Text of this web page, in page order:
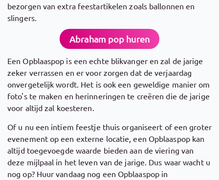
bezorgen van extra feestartikelen zoals ballonnen en
slingers.
Abraham pop huren
Een Opblaaspop is een echte blikvanger en zal de jarige
zeker verrassen en er voor zorgen dat de verjaardag
onvergetelijk wordt. Het is ook een geweldige manier om
foto's te maken en herinneringen te creëren die de jarige
voor altijd zal koesteren.
Of u nu een intiem feestje thuis organiseert of een groter
evenement op een externe locatie, een Opblaaspop kan
altijd toegevoegde waarde bieden aan de viering van
deze mijlpaal in het leven van de jarige. Dus waar wacht u
nog op? Huur vandaag nog een Opblaaspop in